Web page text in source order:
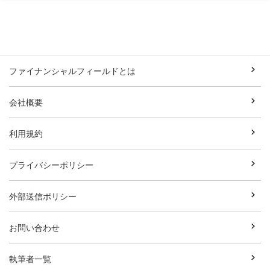
ファイナンシャルフィールドとは
会社概要
利用規約
プライバシーポリシー
外部送信ポリシー
お問い合わせ
執筆者一覧